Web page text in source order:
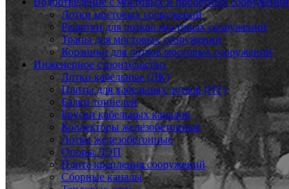
Лотки мостовых сооружений
Решетки для лотков мостовых сооружений
Трапы для мостовых сооружений
Корзинки для лотков мостовых сооружений
Инженерное строительство
Лотки кабельные (ЛК)
Плиты для кабельных лотков (ПТ)
Балки тоннелей
Бруски кабельных каналов
Коллекторы железобетонные
Лотки железобетонные
Опоры ЛЭП
Плита крепления сооружений
Сборные каналы